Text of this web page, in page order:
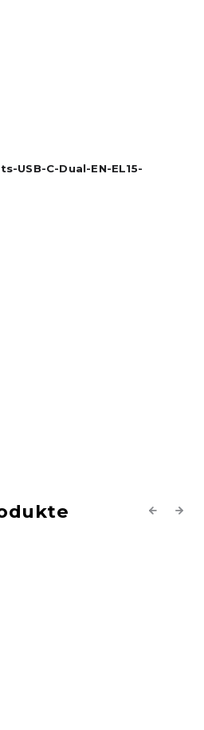
USB-C-Dual-EN-EL15-
Previous
Next